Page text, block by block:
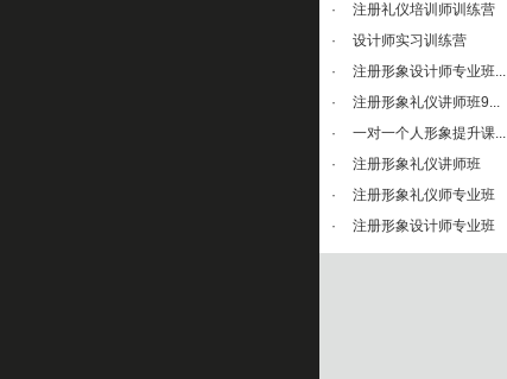
·
注册礼仪培训师训练营
·
设计师实习训练营
·
注册形象设计师专业班...
·
注册形象礼仪讲师班9...
·
一对一个人形象提升课...
·
注册形象礼仪讲师班
·
注册形象礼仪师专业班
·
注册形象设计师专业班